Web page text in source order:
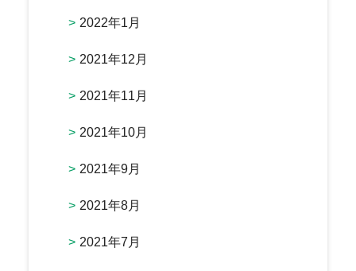
2022年1月
2021年12月
2021年11月
2021年10月
2021年9月
2021年8月
2021年7月